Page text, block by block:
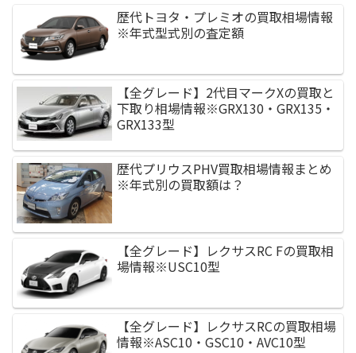
歴代トヨタ・プレミオの買取相場情報
※年式型式別の査定額
【全グレード】2代目マークXの買取と
下取り相場情報※GRX130・GRX135・
GRX133型
歴代プリウスPHV買取相場情報まとめ
※年式別の買取額は？
【全グレード】レクサスRC Fの買取相
場情報※USC10型
【全グレード】レクサスRCの買取相場
情報※ASC10・GSC10・AVC10型